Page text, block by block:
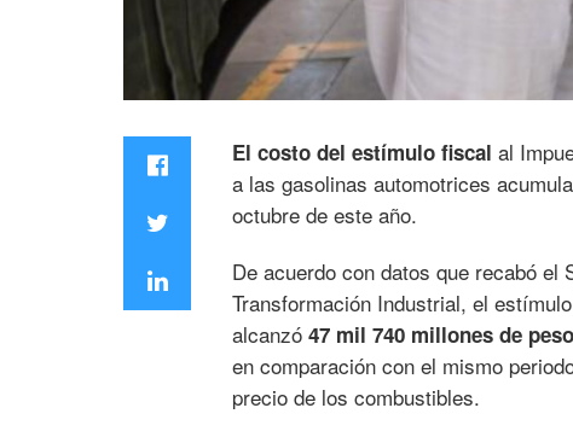
El costo del estímulo fiscal al
a las gasolinas automotrices
octubre de este año.
De acuerdo con datos que recabó
Transformación Industrial, el
alcanzó 47 mil 740 millones de
en comparación con el mismo
precio de los combustibles.